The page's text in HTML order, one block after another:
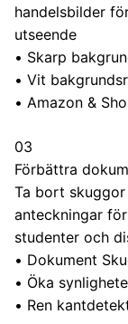
handelsbilder
utseende
• Skarp
• Vit
• Amazon &
03
Förbättra
Ta bort
anteckningar
studenter och
• Dokument
• Öka
• Ren